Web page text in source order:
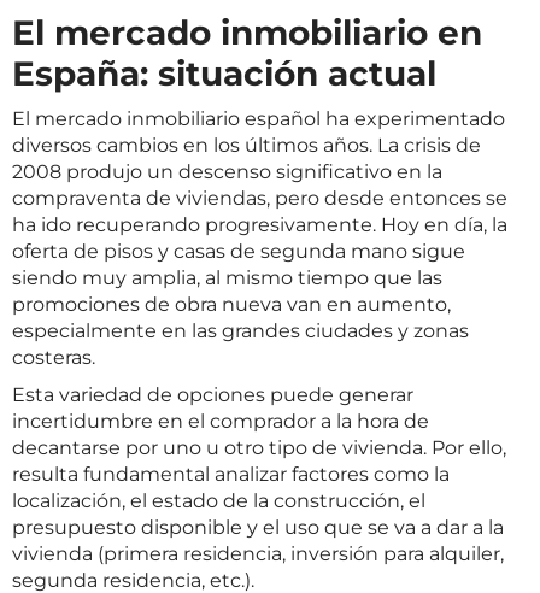
El mercado inmobiliario en
España: situación actual
El mercado inmobiliario español ha experimentado
diversos cambios en los últimos años. La crisis de
2008 produjo un descenso significativo en la
compraventa de viviendas, pero desde entonces se
ha ido recuperando progresivamente. Hoy en día, la
oferta de pisos y casas de segunda mano sigue
siendo muy amplia, al mismo tiempo que las
promociones de obra nueva van en aumento,
especialmente en las grandes ciudades y zonas
costeras.
Esta variedad de opciones puede generar
incertidumbre en el comprador a la hora de
decantarse por uno u otro tipo de vivienda. Por ello,
resulta fundamental analizar factores como la
localización, el estado de la construcción, el
presupuesto disponible y el uso que se va a dar a la
vivienda (primera residencia, inversión para alquiler,
segunda residencia, etc.).